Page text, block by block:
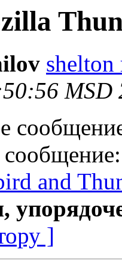
shelton
MSD
and
]